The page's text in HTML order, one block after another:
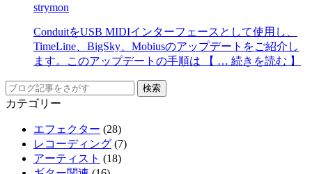
strymon
ConduitをUSB MIDIインターフェースとして使用し、
TimeLine、BigSky、Mobiusのアップデートをご紹介し
ます。このアップデートの手順は 【 … 続きを読む 】
カテゴリー
エフェクター (28)
レコーディング (7)
アーティスト (18)